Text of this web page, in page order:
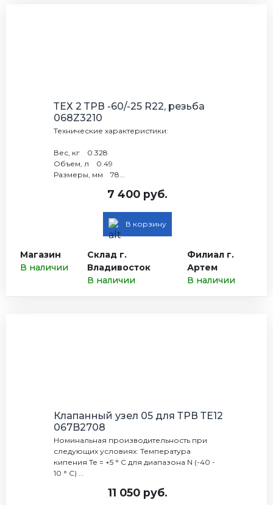
ТЕХ 2 ТРВ -60/-25 R22, резьба
068Z3210
Технические характеристики:
Вес, кг 0.328
Объем, л 0.49
Размеры, мм 78...
7 400 руб.
В корзину
Магазин
В наличии
Склад г.
Владивосток
В наличии
Филиал г.
Артем
В наличии
Клапанный узел 05 для ТРВ ТЕ12
067B2708
Номинальная производительность при
следующих условиях: Температура
кипения Те = +5 ° С для диапазона N (-40 -
10 ° С) ...
11 050 руб.